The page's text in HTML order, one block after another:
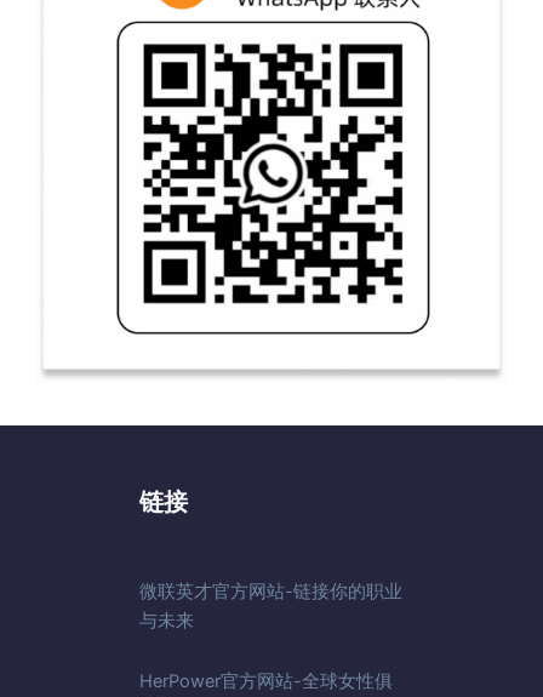
链接
微联英才官方网站-链接你的职业
与未来
HerPower官方网站-全球女性俱